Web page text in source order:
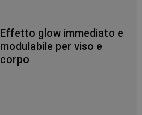
Effetto glow immediato e
modulabile per viso e
corpo